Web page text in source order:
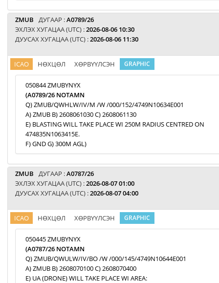
ZMUB ДУГААР :A0789/26
ЭХЛЭХ ХУГАЦАА (UTC) :2026-08-06 10:30
ДУУСАХ ХУГАЦАА (UTC) :2026-08-06 11:30
ICAO НӨХЦӨЛ ХӨРВҮҮЛСЭН GRAPHIC
050844 ZMUBYNYX
(A0789/26 NOTAMN
Q) ZMUB/QWHLW/IV/M /W /000/152/4749N10634E001
A) ZMUB B) 2608061030 C) 2608061130
E) BLASTING WILL TAKE PLACE WI 250M RADIUS CENTRED ON
474835N1063415E.
F) GND G) 300M AGL)
ZMUB ДУГААР :A0787/26
ЭХЛЭХ ХУГАЦАА (UTC) :2026-08-07 01:00
ДУУСАХ ХУГАЦАА (UTC) :2026-08-07 04:00
ICAO НӨХЦӨЛ ХӨРВҮҮЛСЭН GRAPHIC
050445 ZMUBYNYX
(A0787/26 NOTAMN
Q) ZMUB/QWULW/IV/BO /W /000/145/4749N10644E001
A) ZMUB B) 2608070100 C) 2608070400
E) UA (DRONE) WILL TAKE PLACE WI AREA: